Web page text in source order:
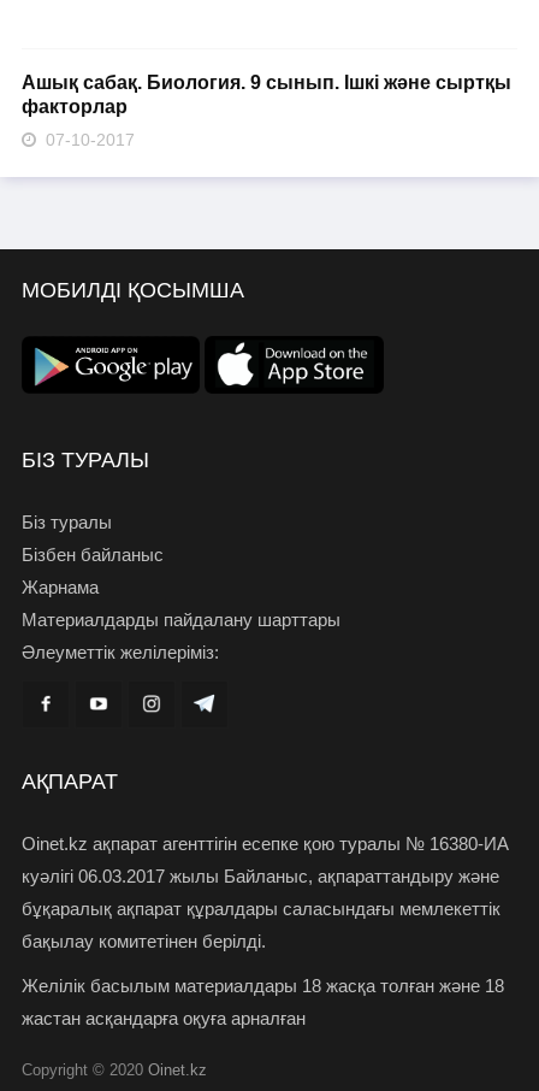
Ашық сабақ. Биология. 9 сынып. Ішкі және сыртқы
факторлар
07-10-2017
МОБИЛДІ ҚОСЫМША
БІЗ ТУРАЛЫ
Біз туралы
Бізбен байланыс
Жарнама
Материалдарды пайдалану шарттары
Әлеуметтік желілеріміз:
АҚПАРАТ
Oinet.kz ақпарат агенттігін есепке қою туралы № 16380-ИА
куәлігі 06.03.2017 жылы Байланыс, ақпараттандыру және
бұқаралық ақпарат құралдары саласындағы мемлекеттік
бақылау комитетінен берілді.
Желілік басылым материалдары 18 жасқа толған және 18
жастан асқандарға оқуға арналған
Copyright © 2020 Oinet.kz